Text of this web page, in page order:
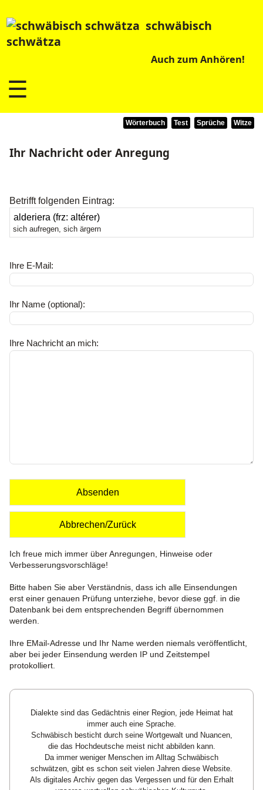
schwäbisch
schwätza
Auch zum Anhören!
☰
Wörterbuch Test Sprüche Witze
Ihr Nachricht oder Anregung
Betrifft folgenden Eintrag:
sich aufregen, sich ärgern
Ihre E-Mail:
Ihr Name (optional):
Ihre Nachricht an mich:
Absenden
Abbrechen/Zurück
Ich freue mich immer über Anregungen, Hinweise oder
Verbesserungsvorschläge!
Bitte haben Sie aber Verständnis, dass ich alle Einsendungen
erst einer genauen Prüfung unterziehe, bevor diese ggf. in die
Datenbank bei dem entsprechenden Begriff übernommen
werden.
Ihre EMail-Adresse und Ihr Name werden niemals veröffentlicht,
aber bei jeder Einsendung werden IP und Zeitstempel
protokolliert.
Dialekte sind das Gedächtnis einer Region, jede Heimat hat
immer auch eine Sprache.
Schwäbisch besticht durch seine Wortgewalt und Nuancen,
die das Hochdeutsche meist nicht abbilden kann.
Da immer weniger Menschen im Alltag Schwäbisch
schwätzen, gibt es schon seit vielen Jahren diese Website.
Als digitales Archiv gegen das Vergessen und für den Erhalt